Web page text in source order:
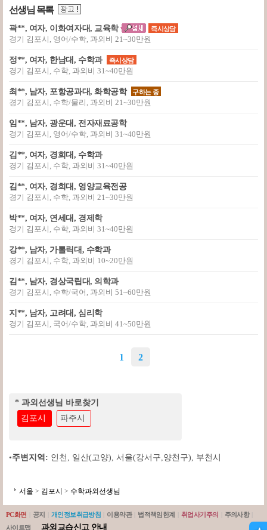
선생님 목록
곽**, 여자, 이화여자대, 교육학 즉시상담
경기 김포시, 영어/수학, 과외비 21~30만원
정**, 여자, 한남대, 수학과 즉시상담
경기 김포시, 수학, 과외비 31~40만원
최**, 남자, 포항공과대, 화학공학 구하는 중
경기 김포시, 수학/물리, 과외비 21~30만원
임**, 남자, 광운대, 전자재료공학
경기 김포시, 영어/수학, 과외비 31~40만원
김**, 여자, 경희대, 수학과
경기 김포시, 수학, 과외비 31~40만원
김**, 여자, 경희대, 영양교육전공
경기 김포시, 수학, 과외비 21~30만원
박**, 여자, 연세대, 경제학
경기 김포시, 수학, 과외비 31~40만원
강**, 남자, 가톨릭대, 수학과
경기 김포시, 수학, 과외비 10~20만원
김**, 남자, 경상국립대, 의학과
경기 김포시, 수학/국어, 과외비 51~60만원
지**, 남자, 고려대, 심리학
경기 김포시, 국어/수학, 과외비 41~50만원
1 2
* 과외선생님 바로찾기
김포시
파주시
•주변지역: 인천 , 일산(고양), 서울(강서구,양천구), 부천시
서울 > 김포시 > 수학과외선생님
PC화면 공지 개인정보취급방침 이용약관 법적책임한계 취업사기주의 주의사항
사이트맵
과외교습신고 안내